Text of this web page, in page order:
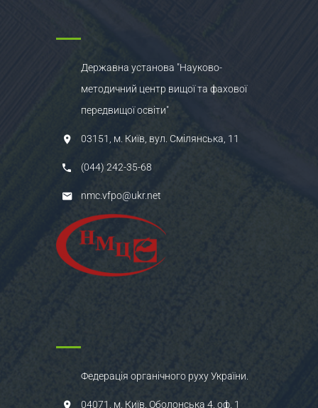
Державна установа "Науково-
методичний центр вищої та фахової
передвищої освіти"
03151, м. Київ, вул. Смілянська, 11
(044) 242-35-68
nmc.vfpo@ukr.net
Федерація органічного руху України.
04071, м. Київ, Оболонська 4, оф. 1